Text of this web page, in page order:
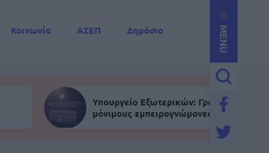
MENU
Κοινωνία ΑΣΕΠ
Δημόσιο
Υπουργείο Εξωτερικών: Γραπτός για
μόνιμους εμπειρογνώμονες